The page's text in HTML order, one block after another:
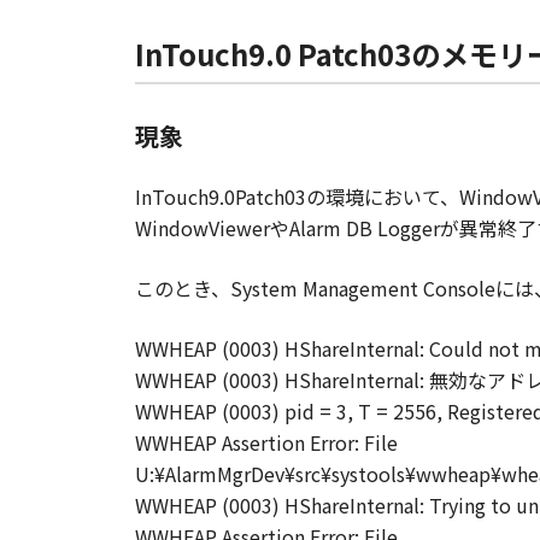
InTouch9.0 Patch03のメモリ
現象
InTouch9.0Patch03の環境において、
WindowViewerやAlarm DB Loggerが異常終
このとき、System Management Consoleに
WWHEAP (0003) HShareInternal: Could not
WWHEAP (0003) HShareInternal: 無効なアド
WWHEAP (0003) pid = 3, T = 2556,
WWHEAP Assertion Error: File
WWHEAP (0003) HShareInternal: Trying to